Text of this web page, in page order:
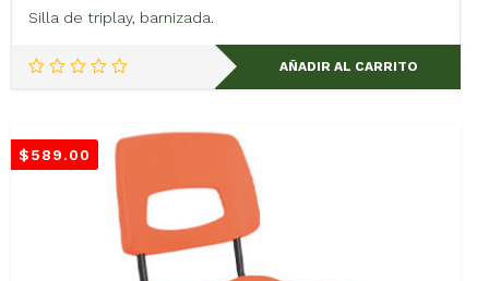
Silla de triplay, barnizada.
AÑADIR AL CARRITO
$589.00